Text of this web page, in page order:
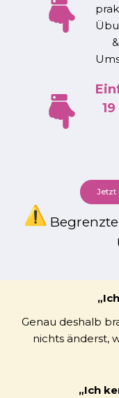
&
Jetzt
Genau deshalb
nichts änderst,
„Ich